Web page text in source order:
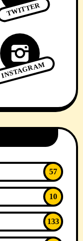
TWITTER
INSTAGRAM
57
10
133